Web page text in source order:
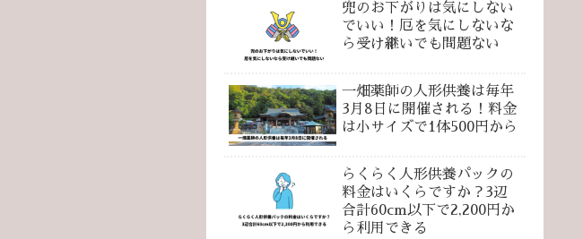
兜のお下がりは気にしない
でいい！厄を気にしないな
ら受け継いでも問題ない
一畑薬師の人形供養は毎年
3月8日に開催される！料金
は小サイズで1体500円から
らくらく人形供養パックの
料金はいくらですか？3辺
合計60cm以下で2,200円か
ら利用できる